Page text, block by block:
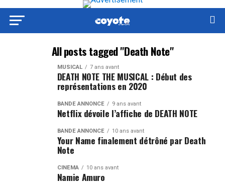
All posts tagged "Death Note"
MUSICAL 7 ans avant
DEATH NOTE THE MUSICAL : Début des
représentations en 2020
BANDE ANNONCE 9 ans avant
Netflix dévoile l’affiche de DEATH NOTE
BANDE ANNONCE 10 ans avant
Your Name finalement détrôné par Death
Note
CINÉMA 10 ans avant
Namie Amuro